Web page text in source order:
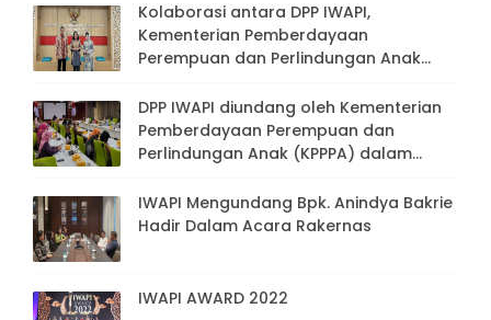
Kolaborasi antara DPP IWAPI,
Kementerian Pemberdayaan
Perempuan dan Perlindungan Anak
Bakrie & Brothers, Tbk
DPP IWAPI diundang oleh Kementerian
Pemberdayaan Perempuan dan
Perlindungan Anak (KPPPA) dalam
Hari Ibu ke-94 tahun 2022
IWAPI Mengundang Bpk. Anindya Bakrie
Hadir Dalam Acara Rakernas
IWAPI AWARD 2022